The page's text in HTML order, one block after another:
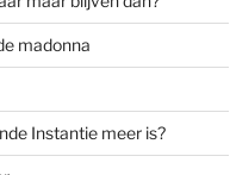
madonna
Instantie meer is?